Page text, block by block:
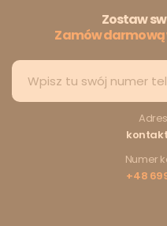
Zostaw
Zamów
Numer
+48